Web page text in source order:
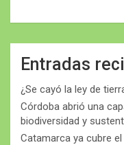
Entradas
¿Se cayó la ley de
Córdoba abrió una
biodiversidad y
Catamarca ya cubre